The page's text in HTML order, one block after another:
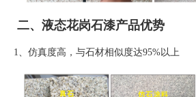
二、液态花岗石漆产品优势
1、 仿真度高，与石材相似度达95%以上